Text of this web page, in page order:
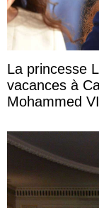
La princesse
vacances à
Mohammed VI